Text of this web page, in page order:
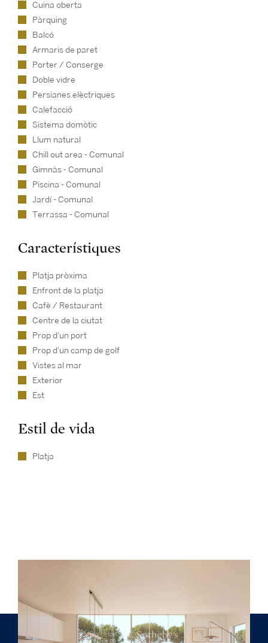
Cuina oberta
Pàrquing
Balcó
Armaris de paret
Porter / Conserge
Doble vidre
Persianes elèctriques
Calefacció
Sistema domòtic
Llum natural
Chill out area - Comunal
Gimnàs - Comunal
Piscina - Comunal
Jardí - Comunal
Terrassa - Comunal
Característiques
Platja pròxima
Enfront de la platja
Cafè / Restaurant
Centre de la ciutat
Prop d'un port
Prop d'un camp de golf
Vistes al mar
Exterior
Est
Estil de vida
Platja